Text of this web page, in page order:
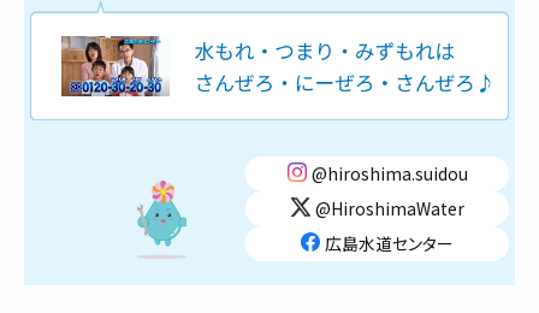
@hiroshima.suidou
@HiroshimaWater
広島水道センター